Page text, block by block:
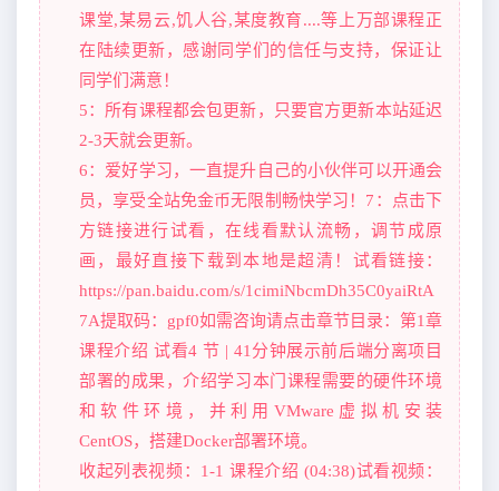
课堂,某易云,饥人谷,某度教育....等上万部课程正
在陆续更新，感谢同学们的信任与支持，保证让
同学们满意！
5：所有课程都会包更新，只要官方更新本站延迟
2-3天就会更新。
6：爱好学习，一直提升自己的小伙伴可以开通会
员，享受全站免金币无限制畅快学习！7：点击下
方链接进行试看，在线看默认流畅，调节成原
画，最好直接下载到本地是超清！试看链接：
https://pan.baidu.com/s/1cimiNbcmDh35C0yaiRtA
7A提取码：gpf0如需咨询请点击章节目录：第1章
课程介绍 试看4 节 | 41分钟展示前后端分离项目
部署的成果，介绍学习本门课程需要的硬件环境
和软件环境，并利用VMware虚拟机安装
CentOS，搭建Docker部署环境。
收起列表视频：1-1 课程介绍 (04:38)试看视频：